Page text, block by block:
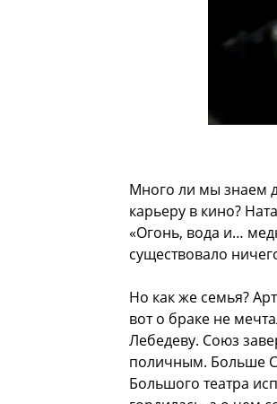
Много ли мы знаем
карьеру в кино?
«Огонь, вода и…
существовало
Но как же семья?
вот о браке не
Лебедеву. Союз
поличным. Больше
Большого театра